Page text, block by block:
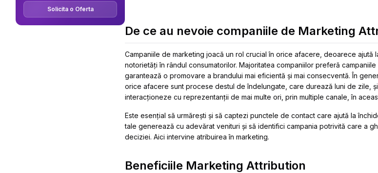
Solicita o Oferta
De ce au nevoie companiile de Marketing
Campaniile de marketing joacă un rol crucial în orice afacere, deoarece ajută
notorietăți în rândul consumatorilor. Majoritatea companiilor preferă
garantează o promovare a brandului mai eficientă și mai consecventă. În
orice afacere sunt procese destul de îndelungate, care durează luni de zile,
interacționeze cu reprezentanții de mai multe ori, prin multiple canale, în
Este esențial să urmărești și să captezi punctele de contact care ajută la
tale generează cu adevărat venituri și să identifici campania potrivită care a
deciziei. Aici intervine atribuirea în marketing.
Beneficiile Marketing Attribution